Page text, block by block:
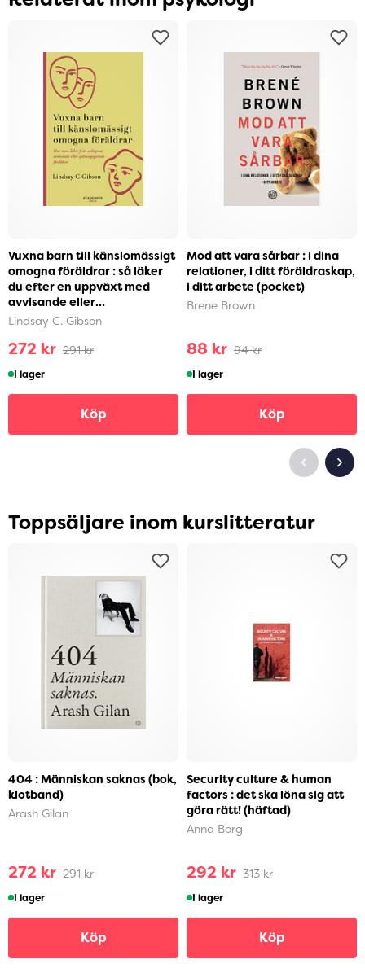
Vuxna barn till känslomässigt
omogna föräldrar : så läker
du efter en uppväxt med
avvisande eller
självupptagna föräldra...
Lindsay C. Gibson
272 kr 291 kr
I lager
Köp
Mod att vara sårbar : i dina
relationer, i ditt föräldraskap,
i ditt arbete (pocket)
Brene Brown
88 kr 94 kr
I lager
Köp
Toppsäljare inom kurslitteratur
404 : Människan saknas (bok,
klotband)
Arash Gilan
272 kr 291 kr
I lager
Köp
Security culture & human
factors : det ska löna sig att
göra rätt! (häftad)
Anna Borg
292 kr 313 kr
I lager
Köp